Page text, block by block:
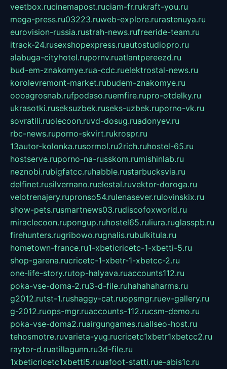
veetbox.rucinemapost.ruciam-fr.rukraft-you.ru
mega-press.ru03223.ruweb-explore.rurastenuya.ru
eurovision-russia.rustrah-news.rufreeride-team.ru
itrack-24.rusexshopexpress.ruautostudiopro.ru
alabuga-cityhotel.rupornv.ruatlantpereezd.ru
bud-em-znakomye.rua-cdc.ruelektrostal-news.ru
korolevremont-market.rubudem-znakomye.ru
oooagrosnab.rufpodaso.ruemfire.rupro-otdelky.ru
ukrasotki.ruseksuzbek.ruseks-uzbek.ruporno-vk.ru
sovratili.ruolecoon.ruvd-dosug.ruadonyev.ru
rbc-news.ruporno-skvirt.rukrospr.ru
13autor-kolonka.rusormol.ru2rich.ruhostel-65.ru
hostserve.ruporno-na-russkom.rumishinlab.ru
neznobi.rubigfatcc.ruhabble.rustarbucksvia.ru
delfinet.rusilvernano.ruelestal.ruvektor-doroga.ru
velotrenajery.rupronso54.rulenasever.rulovinskix.ru
show-pets.rusmartnews03.rudiscofoxworld.ru
miraclecoon.rupongup.ruhostel65.ruliura.ruglasspb.ru
firehunters.rugribowo.rugnalis.rubulkitula.ru
hometown-france.ru1-xbeticricetc-1-xbetti-5.ru
shop-garena.rucricetc-1-xbetr-1-xbetcc-2.ru
one-life-story.rutop-halyava.ruaccounts112.ru
poka-vse-doma-2.ru3-d-file.ruhahahaharms.ru
g2012.rutst-1.rushaggy-cat.ruopsmgr.ruev-gallery.ru
g-2012.ruops-mgr.ruaccounts-112.rucsm-demo.ru
poka-vse-doma2.ruairgungames.ruallseo-host.ru
tehosmotre.ruvarieta-yug.rucricetc1xbetr1xbetcc2.ru
raytor-d.ruatillagunn.ru3d-file.ru
1xbeticricetc1xbetti5.ruuafoot-statti.rue-abis1c.ru